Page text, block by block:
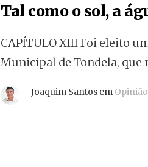
Tal como o sol, a
CAPÍTULO XIII Foi eleito
Municipal de Tondela,
Joaquim Santos em Opinião